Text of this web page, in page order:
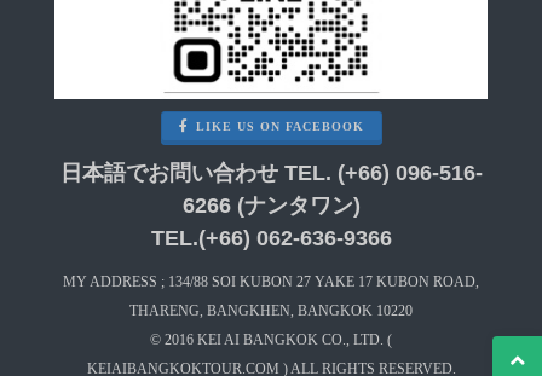
LIKE US ON FACEBOOK
日本語でお問い合わせ TEL. (+66) 096-516-
6266 (ナンタワン)
TEL.(+66) 062-636-9366
MY ADDRESS ; 134/88 SOI KUBON 27 YAKE 17 KUBON ROAD,
THARENG, BANGKHEN, BANGKOK 10220
© 2016 KEI AI BANGKOK CO., LTD. (
KEIAIBANGKOKTOUR.COM ) ALL RIGHTS RESERVED.